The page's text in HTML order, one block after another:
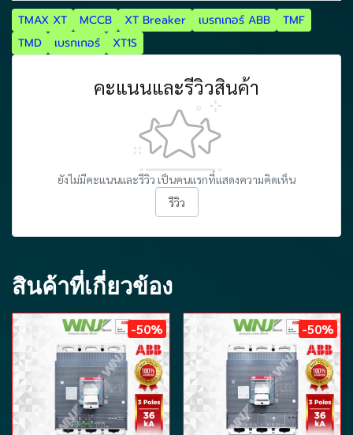
TMAX XT MCCB XT Breaker เบรกเกอร์ ABB
TMF
TMD
เบรกเกอร์ XT1S
คะแนนและรีวิวสินค้า
ยังไม่มีคะแนนและรีวิว เป็นคนแรกที่แสดงความคิดเห็น
รีวิว
สินค้าที่เกี่ยวข้อง
-50% -50%